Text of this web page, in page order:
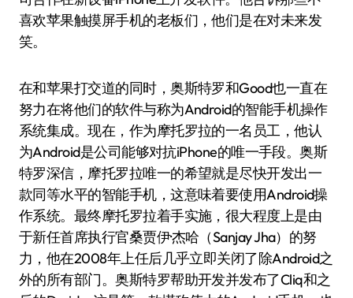
喜欢苹果触摸屏手机的老板们，他们是在对未来发
笑。
在和苹果打交道的同时，奥斯特罗和Good也一直在
努力在将他们的软件与称为Android的智能手机操作
系统集成。现在，作为摩托罗拉的一名员工，他认
为Android是公司能够对抗iPhone的唯一手段。奥斯
特罗深信，摩托罗拉唯一的希望就是尽快开发出一
款同等水平的智能手机，这意味着要使用Android操
作系统。最终摩托罗拉着手实施，很大程度上是由
于新任首席执行官桑贾伊·杰哈（Sanjay Jha）的努
力，他在2008年上任后几乎立即关闭了除Android之
外的所有部门。奥斯特罗帮助开发并发布了Cliq和之